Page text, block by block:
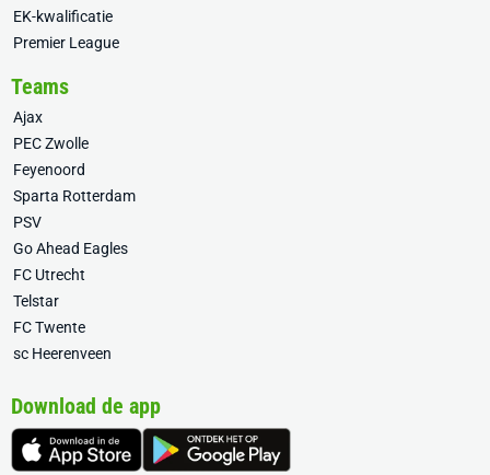
EK-kwalificatie
Premier League
Teams
Ajax
PEC Zwolle
Feyenoord
Sparta Rotterdam
PSV
Go Ahead Eagles
FC Utrecht
Telstar
FC Twente
sc Heerenveen
Download de app